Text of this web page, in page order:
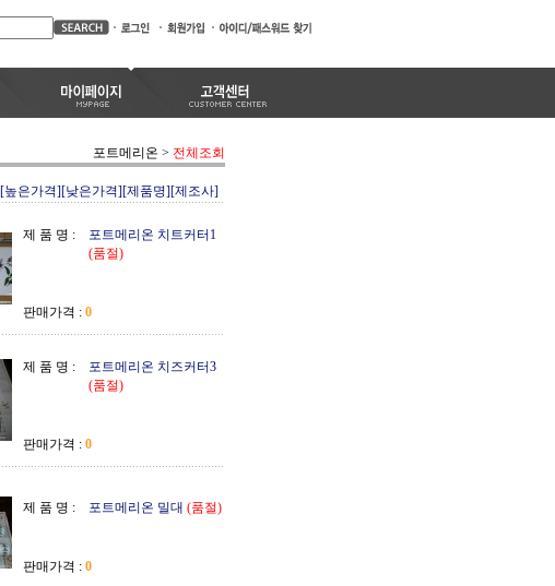
포트메리온 > 전체조회
[높은가격][낮은가격][제품명][제조사]
제 품 명 :
포트메리온 치트커터1
(품절)
판매가격 : 0
제 품 명 :
포트메리온 치즈커터3
(품절)
판매가격 : 0
제 품 명 : 포트메리온 밀대 (품절)
판매가격 : 0